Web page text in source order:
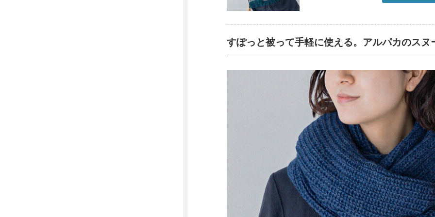
すぽっと被って手軽に使える。アルパカのスヌ